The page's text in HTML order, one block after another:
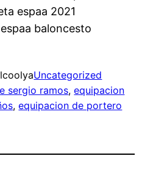
Uncategorized
sergio ramos, equipacion
, equipacion de portero